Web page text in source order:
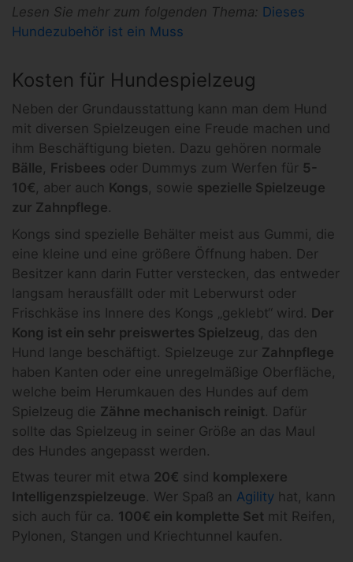
Lesen Sie mehr zum folgenden Thema: Dieses
Hundezubehör ist ein Muss
Kosten für Hundespielzeug
Neben der Grundausstattung kann man dem Hund
mit diversen Spielzeugen eine Freude machen und
ihm Beschäftigung bieten. Dazu gehören normale
Bälle, Frisbees oder Dummys zum Werfen für 5-
10€, aber auch Kongs, sowie spezielle Spielzeuge
zur Zahnpflege.
Kongs sind spezielle Behälter meist aus Gummi, die
eine kleine und eine größere Öffnung haben. Der
Besitzer kann darin Futter verstecken, das entweder
langsam herausfällt oder mit Leberwurst oder
Frischkäse ins Innere des Kongs „geklebt“ wird. Der
Kong ist ein sehr preiswertes Spielzeug , das den
Hund lange beschäftigt. Spielzeuge zur Zahnpflege
haben Kanten oder eine unregelmäßige Oberfläche,
welche beim Herumkauen des Hundes auf dem
Spielzeug die Zähne mechanisch reinigt. Dafür
sollte das Spielzeug in seiner Größe an das Maul
des Hundes angepasst werden.
Etwas teurer mit etwa 20€ sind komplexere
Intelligenzspielzeuge. Wer Spaß an Agility hat, kann
sich auch für ca. 100€ ein komplette Set mit Reifen,
Pylonen, Stangen und Kriechtunnel kaufen.